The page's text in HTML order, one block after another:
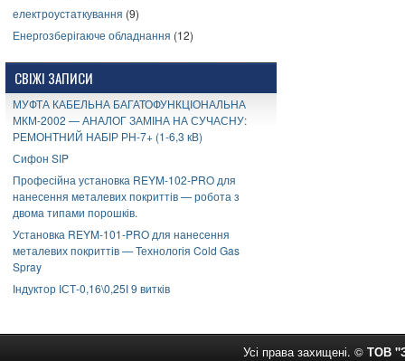
електроустаткування (9)
Енергозберігаюче обладнання (12)
СВІЖІ ЗАПИСИ
МУФТА КАБЕЛЬНА БАГАТОФУНКЦІОНАЛЬНА
МКМ-2002 — АНАЛОГ ЗАМІНА НА СУЧАСНУ:
РЕМОНТНИЙ НАБІР РН-7+ (1-6,3 кВ)
Сифон SIP
Професійна установка REYM-102-PRO для
нанесення металевих покриттів — робота з
двома типами порошків.
Установка REYM-101-PRO для нанесення
металевих покриттів — Технологія Cold Gas
Spray
Індуктор ІСТ-0,16\0,25І 9 витків
Усі права захищені. © ТОВ